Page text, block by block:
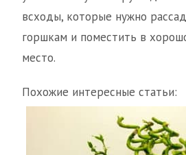
всходы, которые нужно
горшкам и поместить в
место.
Похожие интересные статьи: